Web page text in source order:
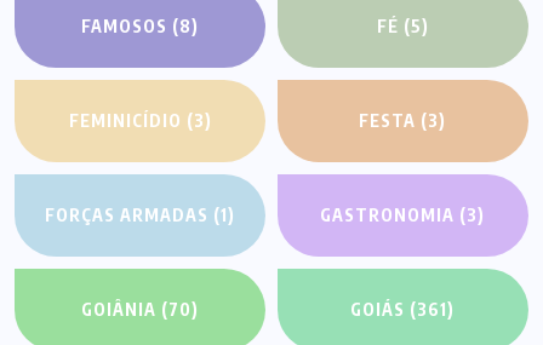
FAMOSOS (8) FÉ (5)
FEMINICÍDIO (3) FESTA (3)
FORÇAS ARMADAS (1) GASTRONOMIA (3)
GOIÂNIA (70) GOIÁS (361)